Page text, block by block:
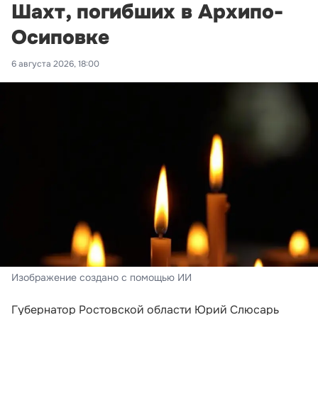
Шахт, погибших в Архипо-
Осиповке
6 августа 2026, 18:00
Изображение создано с помощью ИИ
Губернатор Ростовской области Юрий Слюсарь